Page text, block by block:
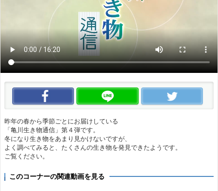
この動画をいいね！ この動画をLINEで送る
昨年の春から季節ごとにお届けしている
「亀川生き物通信」第４弾です。
冬になり生き物をあまり見かけないですが、
よく調べてみると、たくさんの生き物を発見できたようです。
ご覧ください。
このコーナーの関連動画を見る